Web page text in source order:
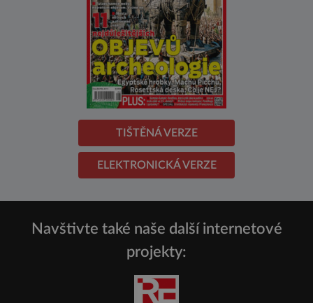
TIŠTĚNÁ VERZE
ELEKTRONICKÁ VERZE
Navštivte také naše další internetové
projekty: